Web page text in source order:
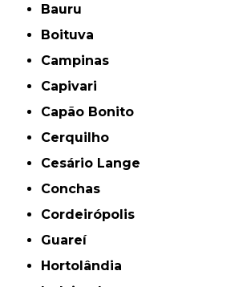
Bauru
Boituva
Campinas
Capivari
Capão Bonito
Cerquilho
Cesário Lange
Conchas
Cordeirópolis
Guareí
Hortolândia